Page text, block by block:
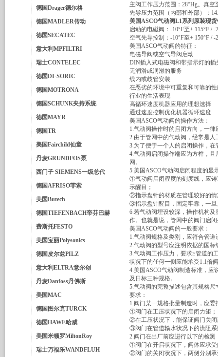
德国Drager德尔格
德国MADLER传动
德国SECATEC
意大利MPFILTRI
瑞士CONTELEC
德国DI-SORIC
德国MOTRONA
德国SCHUNK夹持系统
德国MAYR
德国TR
美国Fairchild仙童
丹麦GRUNDFOS泵
西门子 SIEMENS一级总代
德国AFRISO菲索
美国Butech
德国TIEFENBACH帝芬巴赫
费斯托FESTO
美国宝丽Polysonics
德国皮尔兹PILZ
意大利ELTRA意尔创
丹麦Danfoss丹佛斯
美国MAC
德国图尔克TURCK
德国HAWE哈威
美国米顿罗MiltonRoy
瑞士万福乐WANDFLUH
主阀工作压力范围：28“Hg。真空
先导压力范围（内部和外部）：
美国ASCO气动阀L1系列原装现
启动的电磁阀：-10°F至+ 115°F / -
空气先导控制：-10°F至+ 150°F / -
美国ASCO气动阀的特征：
电磁导阀或空气导阀启动
DIN插入式电磁阀和带指示灯的插
无润滑或润滑的服务
线内或歧管安装
在恶劣的环境中可重复和可靠的
行业的生活表现
高循环速度机器应用的理想选择
通过速度控制优化机器循环速度
美国ASCO气动阀的操作方法：
1.气动阀操作时的启闭方向，一律
2.由于管网中的气动阀，经常是
3.为了便于一个人的启闭操作，
4.气动阀启闭操作端应为方榫，
网。
5.美国ASCO气动阀启闭程度的显
①气动阀启闭程度的刻度线，应
示醒目；
②指示盘针的材质在管理较好的
③指示盘针醒目，固定牢靠，一
6.若气动阀埋设较深，操作机构
作。也就是说，管网中的阀门启
美国ASCO气动阀的一般要求：
1.气动阀规格及类别，应符合管道
2.气动阀的型号应注明依据的国
3.气动阀工作压力，要求≥管道的
状况下的任何一侧应能承受1.1倍
4.美国ASCO气动阀制造标准，应
及日标三种规格。
5.气动阀的完整描述包含其规格
要求：
1.阀门某一规格批量制造时，应
①阀门在工压状况下的启闭力矩；
②在工压状况下，能保证阀门关
③阀门在管道输水状况下的流阻系
2.阀门在出厂前应进行以下的检测
①阀门在开启状况下，阀体应承
②阀门的关闭状况下，两侧分别承